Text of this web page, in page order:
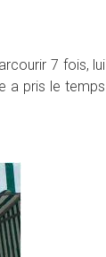
7 fois, lui
a pris le temps